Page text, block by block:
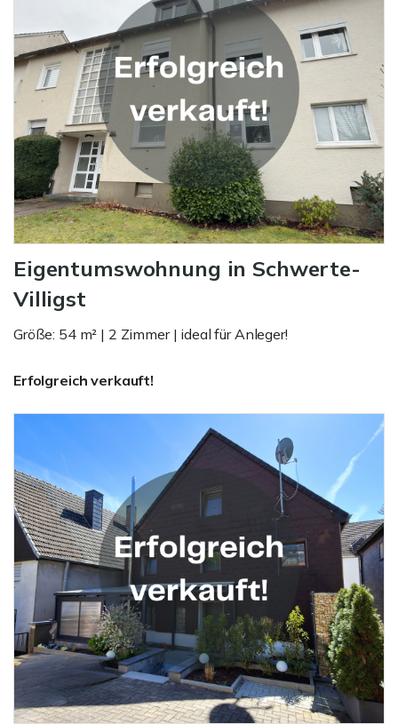
Eigentumswohnung in Schwerte-
Villigst
Größe: 54 m² | 2 Zimmer | ideal für Anleger!
Erfolgreich verkauft!